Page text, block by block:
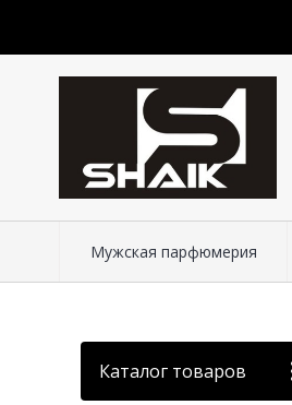
Мужская парфюмерия
Каталог товаров